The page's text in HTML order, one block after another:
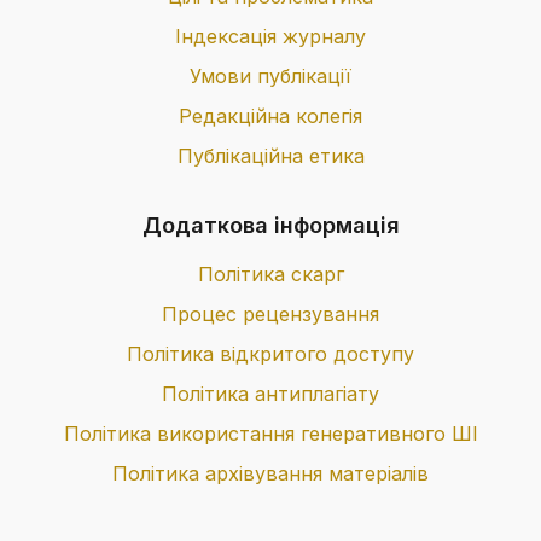
University. V. Dahl. Severodonetsk.
2011. № 5 (1). Pp. 208–212.
Khabutdinov R.A., Pitsyk M.G.,
Tkachenko SP Quantitative
for transport technologies of bus
Systems Analysis and Logistics.
Індексація журналу
Умови публікації
Редакційна колегія
Публікаційна етика
Додаткова інформація
Політика скарг
Процес рецензування
Політика відкритого доступу
Політика антиплагіату
Політика використання генеративного ШІ
Політика архівування матеріалів